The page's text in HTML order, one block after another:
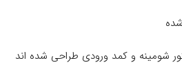
شومینه و کمد ورودی طراحی شده اند